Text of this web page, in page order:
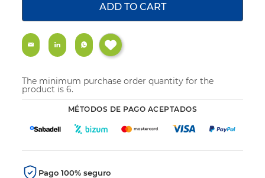
ADD TO CART
The minimum purchase order quantity for the
product is 6.
MÉTODOS DE PAGO ACEPTADOS
Pago 100% seguro